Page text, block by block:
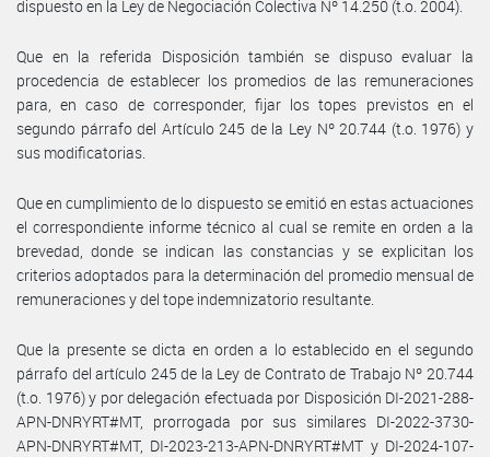
dispuesto en la Ley de Negociación Colectiva Nº 14.250 (t.o. 2004).
Que en la referida Disposición también se dispuso evaluar la
procedencia de establecer los promedios de las remuneraciones
para, en caso de corresponder, fijar los topes previstos en el
segundo párrafo del Artículo 245 de la Ley Nº 20.744 (t.o. 1976) y
sus modificatorias.
Que en cumplimiento de lo dispuesto se emitió en estas actuaciones
el correspondiente informe técnico al cual se remite en orden a la
brevedad, donde se indican las constancias y se explicitan los
criterios adoptados para la determinación del promedio mensual de
remuneraciones y del tope indemnizatorio resultante.
Que la presente se dicta en orden a lo establecido en el segundo
párrafo del artículo 245 de la Ley de Contrato de Trabajo Nº 20.744
(t.o. 1976) y por delegación efectuada por Disposición DI-2021-288-
APN-DNRYRT#MT, prorrogada por sus similares DI-2022-3730-
APN-DNRYRT#MT, DI-2023-213-APN-DNRYRT#MT y DI-2024-107-